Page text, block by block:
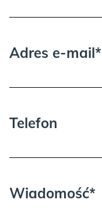
Adres e-mail*
Telefon
Wiadomość*